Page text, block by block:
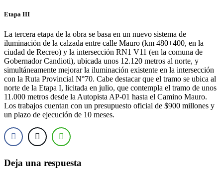
Etapa III
La tercera etapa de la obra se basa en un nuevo sistema de
iluminación de la calzada entre calle Mauro (km 480+400, en la
ciudad de Recreo) y la intersección RN1 V11 (en la comuna de
Gobernador Candioti), ubicada unos 12.120 metros al norte, y
simultáneamente mejorar la iluminación existente en la intersección
con la Ruta Provincial N°70. Cabe destacar que el tramo se ubica al
norte de la Etapa I, licitada en julio, que contempla el tramo de unos
11.000 metros desde la Autopista AP-01 hasta el Camino Mauro.
Los trabajos cuentan con un presupuesto oficial de $900 millones y
un plazo de ejecución de 10 meses.
Deja una respuesta